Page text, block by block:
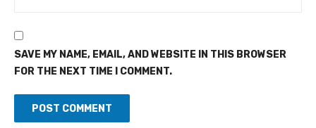
SAVE MY NAME, EMAIL, AND WEBSITE IN THIS BROWSER
FOR THE NEXT TIME I COMMENT.